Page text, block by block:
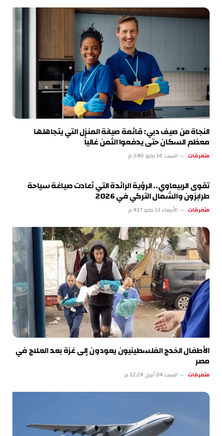
النجاة من صيف دبي: قائمة صيانة المنزل التي يتجاهلها
معظم السكان حتى يدفعوا الثمن غالياً
متفرقات السبت 16 مايو 3:40 م
تقوى الربيعاوي.. الرؤية الرائدة التي أعادت صياغة سياحة
طرابزون والشمال التركي في 2026
متفرقات الأربعاء 13 مايو 4:17 م
الأطفال الخدج الفلسطينيون يعودون إلى غزة بعد العلاج في
مصر
متفرقات السبت 04 أبريل 12:24 م